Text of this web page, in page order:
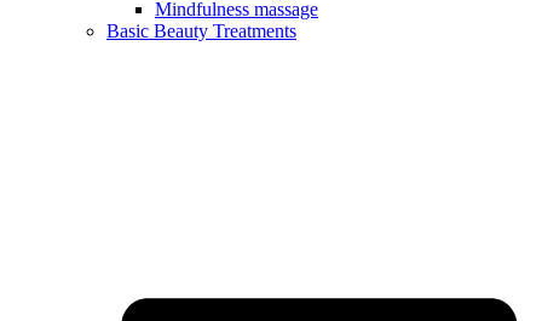
Mindfulness massage
Basic Beauty Treatments